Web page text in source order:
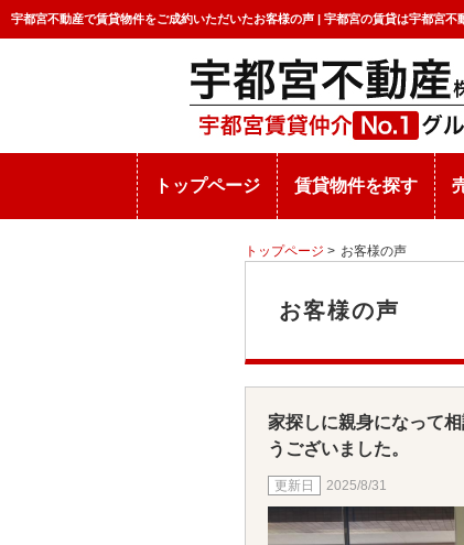
宇都宮不動産で賃貸物件をご成約いただいたお客様の声 | 宇都宮の賃貸は宇都宮不
トップページ 賃貸物件を探す
トップページ > お客様の声
お客様の声
家探しに親身になって
うございました。
2025/8/31